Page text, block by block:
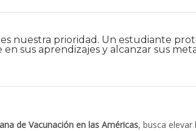
nuestra prioridad. Un estudiante
sus aprendizajes y alcanzar sus
de Vacunación en las Américas, busca